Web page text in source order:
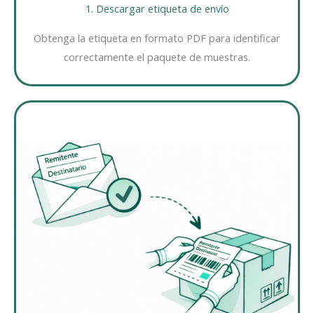
1. Descargar etiqueta de envío
Obtenga la etiqueta en formato PDF para identificar
correctamente el paquete de muestras.